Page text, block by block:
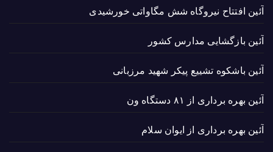
آئین افتتاح نیروگاه شش مگاواتی خورشیدی
آئین بازگشایی مدارس کشور
آئین باشکوه تشییع پیکر شهید مرزبانی
آئین بهره برداری از ۸۱ دستگاه ون
آئین بهره برداری از ایوان سلام